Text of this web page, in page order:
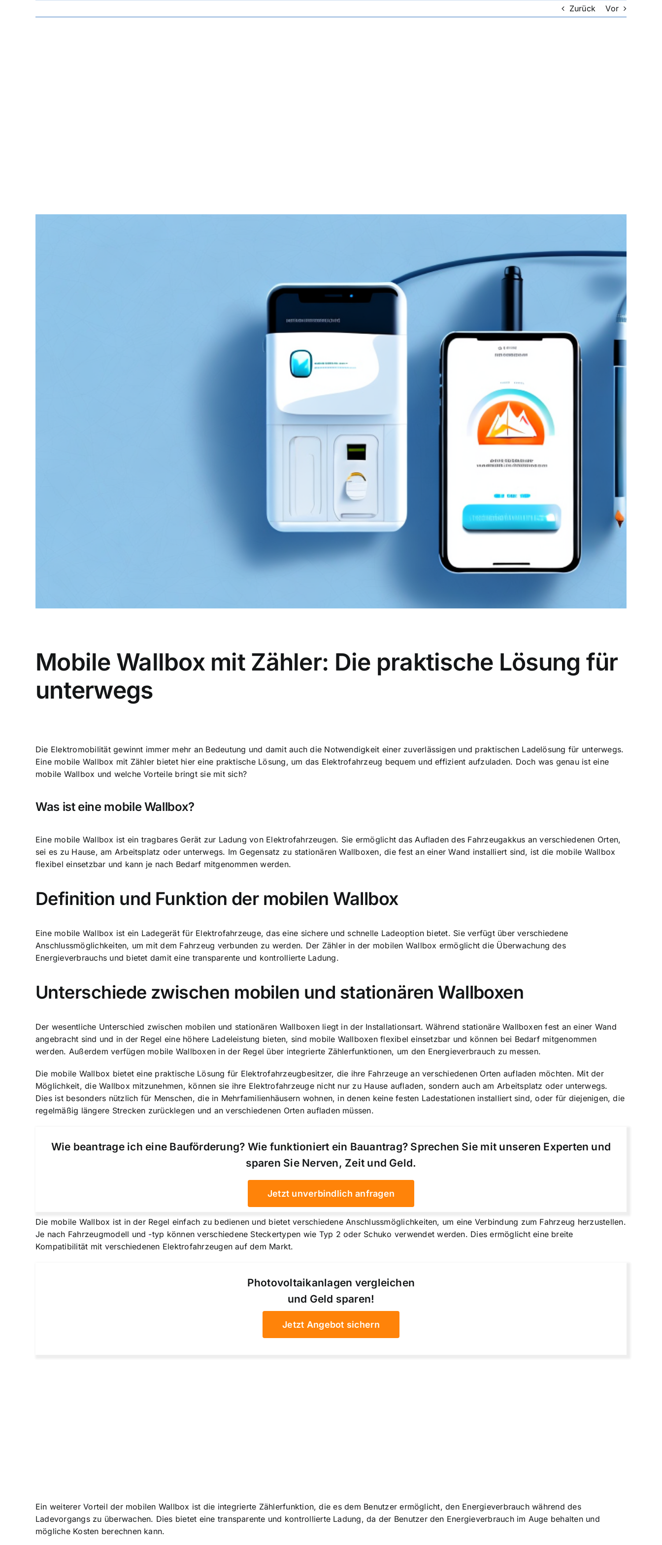
Zurück Vor
Mobile Wallbox mit Zähler: Die praktische Lösung für
unterwegs
Die Elektromobilität gewinnt immer mehr an Bedeutung und damit auch die Notwendigkeit einer zuverlässigen und praktischen Ladelösung für unterwegs.
Eine mobile Wallbox mit Zähler bietet hier eine praktische Lösung, um das Elektrofahrzeug bequem und effizient aufzuladen. Doch was genau ist eine
mobile Wallbox und welche Vorteile bringt sie mit sich?
Was ist eine mobile Wallbox?
Eine mobile Wallbox ist ein tragbares Gerät zur Ladung von Elektrofahrzeugen. Sie ermöglicht das Aufladen des Fahrzeugakkus an verschiedenen Orten,
sei es zu Hause, am Arbeitsplatz oder unterwegs. Im Gegensatz zu stationären Wallboxen, die fest an einer Wand installiert sind, ist die mobile Wallbox
flexibel einsetzbar und kann je nach Bedarf mitgenommen werden.
Definition und Funktion der mobilen Wallbox
Eine mobile Wallbox ist ein Ladegerät für Elektrofahrzeuge, das eine sichere und schnelle Ladeoption bietet. Sie verfügt über verschiedene
Anschlussmöglichkeiten, um mit dem Fahrzeug verbunden zu werden. Der Zähler in der mobilen Wallbox ermöglicht die Überwachung des
Energieverbrauchs und bietet damit eine transparente und kontrollierte Ladung.
Unterschiede zwischen mobilen und stationären Wallboxen
Der wesentliche Unterschied zwischen mobilen und stationären Wallboxen liegt in der Installationsart. Während stationäre Wallboxen fest an einer Wand
angebracht sind und in der Regel eine höhere Ladeleistung bieten, sind mobile Wallboxen flexibel einsetzbar und können bei Bedarf mitgenommen
werden. Außerdem verfügen mobile Wallboxen in der Regel über integrierte Zählerfunktionen, um den Energieverbrauch zu messen.
Die mobile Wallbox bietet eine praktische Lösung für Elektrofahrzeugbesitzer, die ihre Fahrzeuge an verschiedenen Orten aufladen möchten. Mit der
Möglichkeit, die Wallbox mitzunehmen, können sie ihre Elektrofahrzeuge nicht nur zu Hause aufladen, sondern auch am Arbeitsplatz oder unterwegs.
Dies ist besonders nützlich für Menschen, die in Mehrfamilienhäusern wohnen, in denen keine festen Ladestationen installiert sind, oder für diejenigen, die
regelmäßig längere Strecken zurücklegen und an verschiedenen Orten aufladen müssen.
Wie beantrage ich eine Bauförderung? Wie funktioniert ein Bauantrag? Sprechen Sie mit unseren Experten und
sparen Sie Nerven, Zeit und Geld.
Jetzt unverbindlich anfragen
Die mobile Wallbox ist in der Regel einfach zu bedienen und bietet verschiedene Anschlussmöglichkeiten, um eine Verbindung zum Fahrzeug herzustellen.
Je nach Fahrzeugmodell und -typ können verschiedene Steckertypen wie Typ 2 oder Schuko verwendet werden. Dies ermöglicht eine breite
Kompatibilität mit verschiedenen Elektrofahrzeugen auf dem Markt.
Photovoltaikanlagen vergleichen
und Geld sparen!
Jetzt Angebot sichern
Ein weiterer Vorteil der mobilen Wallbox ist die integrierte Zählerfunktion, die es dem Benutzer ermöglicht, den Energieverbrauch während des
Ladevorgangs zu überwachen. Dies bietet eine transparente und kontrollierte Ladung, da der Benutzer den Energieverbrauch im Auge behalten und
mögliche Kosten berechnen kann.